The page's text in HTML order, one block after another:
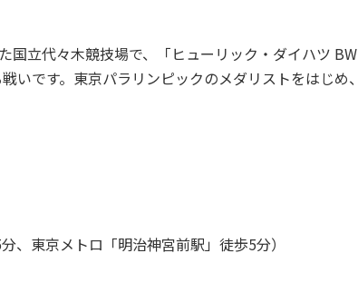
立代々木競技場で、「ヒューリック・ダイハツ
いです。東京パラリンピックのメダリストをはじ
東京メトロ「明治神宮前駅」徒歩5分）